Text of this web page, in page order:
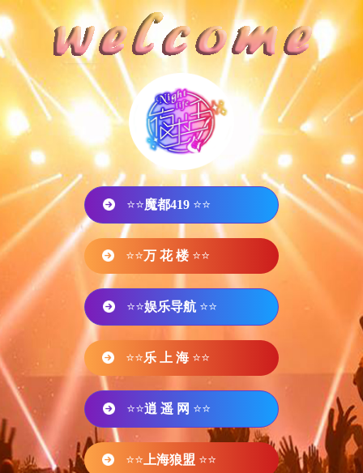
⭐⭐魔都419 ⭐⭐
⭐⭐万 花 楼 ⭐⭐
⭐⭐娱乐导航 ⭐⭐
⭐⭐乐 上 海 ⭐⭐
⭐⭐逍 遥 网 ⭐⭐
⭐⭐ 上海狼盟 ⭐⭐